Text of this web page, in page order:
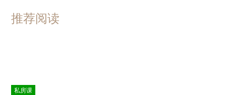
推荐阅读
私房课